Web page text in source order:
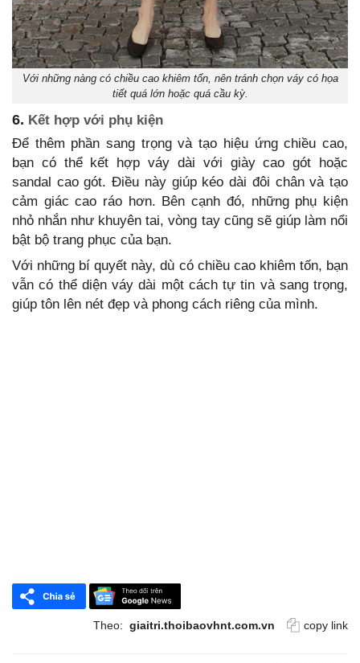
Với những nàng có chiều cao khiêm tốn, nên tránh chọn váy có họa
tiết quá lớn hoặc quá cầu kỳ.
6. Kết hợp với phụ kiện
Để thêm phần sang trọng và tạo hiệu ứng chiều cao,
bạn có thể kết hợp váy dài với giày cao gót hoặc
sandal cao gót. Điều này giúp kéo dài đôi chân và tạo
cảm giác cao ráo hơn. Bên cạnh đó, những phụ kiện
nhỏ nhắn như khuyên tai, vòng tay cũng sẽ giúp làm nổi
bật bộ trang phục của bạn.
Với những bí quyết này, dù có chiều cao khiêm tốn, bạn
vẫn có thể diện váy dài một cách tự tin và sang trọng,
giúp tôn lên nét đẹp và phong cách riêng của mình.
Theo: giaitri.thoibaovhnt.com.vn copy link